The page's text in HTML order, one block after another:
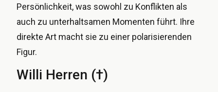
Persönlichkeit, was sowohl zu Konflikten als
auch zu unterhaltsamen Momenten führt. Ihre
direkte Art macht sie zu einer polarisierenden
Figur.
Willi Herren (†)